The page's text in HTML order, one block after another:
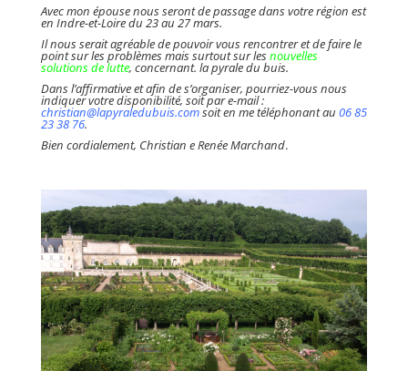
Avec mon épouse nous seront de passage dans votre région est
en Indre-et-Loire du 23 au 27 mars.
Il nous serait agréable de pouvoir vous rencontrer et de faire le
point sur les problèmes mais surtout sur lesnouvelles
solutions de lutte, concernant. la pyrale du buis.
Dans l’affirmative et afin de s’organiser, pourriez-vous nous
indiquer votre disponibilité, soit par e-mail :
christian@lapyraledubuis.comsoit en me téléphonant au 06 85
23 38 76.
Bien cordialement, Christian e Renée Marchand.